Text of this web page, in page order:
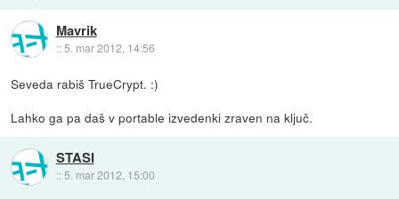
Mavrik
::5. mar 2012, 14:56
Seveda rabiš TrueCrypt. :)
Lahko ga pa daš v portable izvedenki zraven na ključ.
STASI
:: 5. mar 2012, 15:00